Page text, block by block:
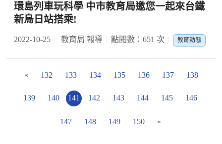
環島列車玩科學 中市教育局邀您一起來台鐵
新烏日站搭乘!
2022-10-25 教育局 報導 點閱數：651 次 教育動態
« 132 133 134 135 136 137 138
139 140 141 142 143 144 145 146
147 148 149 150 »